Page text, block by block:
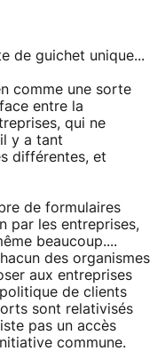
de guichet unique...
comme une sorte
entre la
qui ne
y a tant
différentes, et
de formulaires
par les entreprises,
beaucoup....
des organismes
aux entreprises
de clients
sont relativisés
pas un accès
commune.